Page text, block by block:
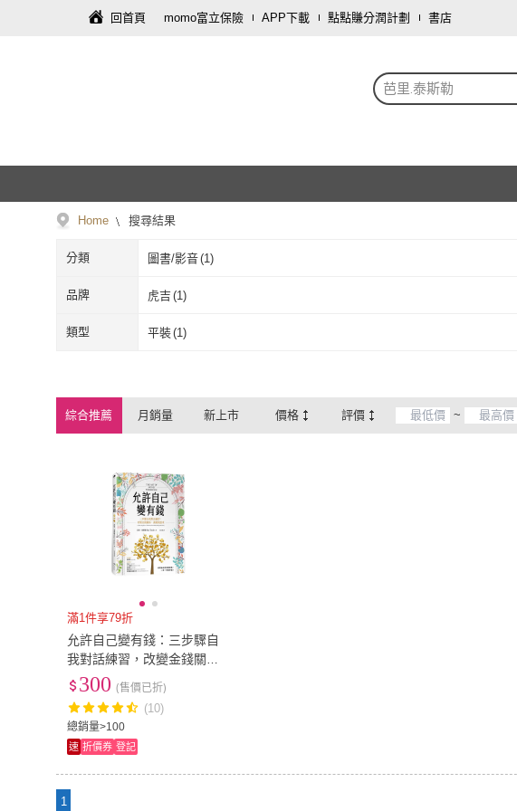
回首頁 momo富立保險 APP下載 點點賺分潤計劃 書店
芭里.泰斯勒
Home 搜尋結果
分類 圖書/影音(1)
品牌 虎吉(1)
虎吉
類型 平裝(1)
綜合推薦 月銷量 新上市 價格 評價 ~
滿1件享79折
允許自己變有錢：三步驟自
我對話練習，改變金錢關
係，讓錢流進來
總銷量>100
300 (售價已折)
(10)
速 折價券 登記
1